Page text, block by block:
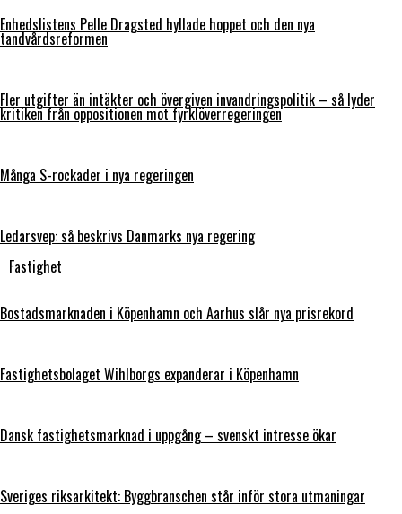
Enhedslistens Pelle Dragsted hyllade hoppet och den nya
tandvårdsreformen
Fler utgifter än intäkter och övergiven invandringspolitik – så lyder
kritiken från oppositionen mot fyrklöverregeringen
Många S-rockader i nya regeringen
Ledarsvep: så beskrivs Danmarks nya regering
Fastighet
Bostadsmarknaden i Köpenhamn och Aarhus slår nya prisrekord
Fastighetsbolaget Wihlborgs expanderar i Köpenhamn
Dansk fastighetsmarknad i uppgång – svenskt intresse ökar
Sveriges riksarkitekt: Byggbranschen står inför stora utmaningar